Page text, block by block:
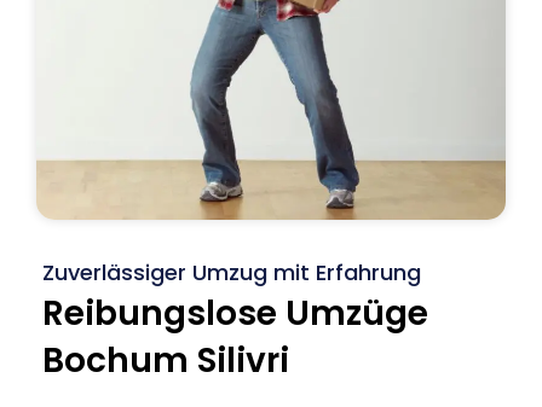
Zuverlässiger Umzug mit Erfahrung
Reibungslose Umzüge
Bochum Silivri